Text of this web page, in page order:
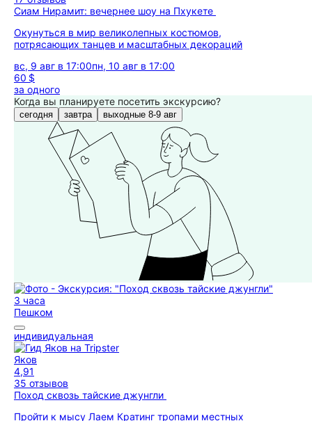
Сиам Нирамит: вечернее шоу на Пхукете
Окунуться в мир великолепных костюмов,
потрясающих танцев и масштабных декораций
вс, 9 авг в 17:00пн, 10 авг в 17:00
60 $
за одного
Когда вы планируете посетить экскурсию?
сегодня завтра выходные 8-9 авг
3 часа
Пешком
индивидуальная
Яков
4,91
35 отзывов
Поход сквозь тайские джунгли
Пройти к мысу Лаем Кратинг тропами местных